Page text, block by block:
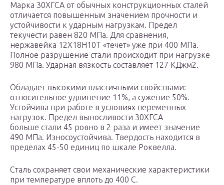
Марка 30ХГСА от обычных конструкционных сталей
отличается повышенным значением прочности и
устойчивости к ударным нагрузкам. Предел
текучести равен 820 МПа. Для сравнения,
нержавейка 12Х18Н10Т «течет» уже при 400 МПа.
Полное разрушение стали происходит при нагрузке
980 МПа. Ударная вязкость составляет 127 КДжм2.
Обладает высокими пластичными свойствами:
относительное удлинение 11%, а сужение 50%.
Устойчива при работе в условиях переменных
нагрузок. Предел выносливости 30ХГСА
больше стали 45 ровно в 2 раза и имеет значение
490 МПа. Износоустойчива. Твердость находится в
пределах 45-50 единиц по шкале Роквелла.
Сталь сохраняет свои механические характеристики
при температуре вплоть до 400 С.